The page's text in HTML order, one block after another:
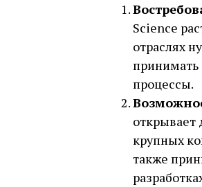
Science
отраслях
принимать
процессы.
открывает
крупных
также